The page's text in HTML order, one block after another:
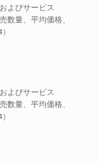
よびサービス
量、平均価格、
よびサービス
量、平均価格、